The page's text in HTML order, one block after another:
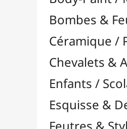
Feutres & Stylos
Librairie / Livres
Loisirs Créatifs
Médiums, Vernis & Colles
Apprêts / Gessos 
Colles & Adhésifs 
Fixatifs
Liants